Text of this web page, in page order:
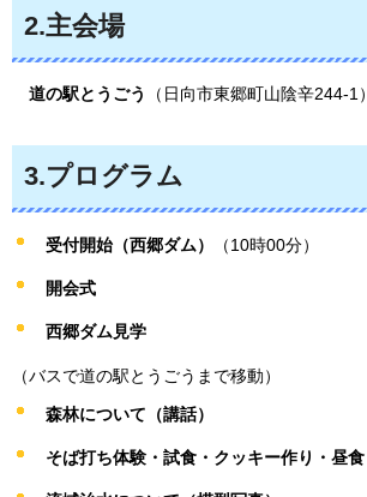
2.主会場
道の駅とうごう （日向市東郷町山陰辛244-1）
3.プログラム
受付開始（西郷ダム） （10時00分）
開会式
西郷ダム見学
（バスで道の駅とうごうまで移動）
森林について（講話）
そば打ち体験・試食・クッキー作り・昼食